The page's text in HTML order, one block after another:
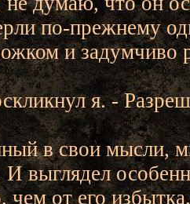
по-прежнему
и задумчиво
я. -
в свои мысли,
И выглядел
чем от его избытка.